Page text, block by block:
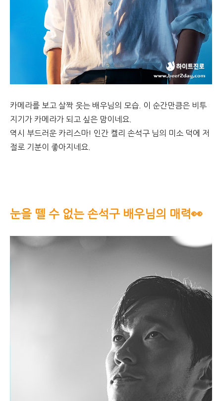
카메라를 보고 살짝 웃는 배우님의 모습. 이 순간만큼은 비투
지기가 카메라가 되고 싶은 맘이네요.
역시 부드러운 카리스마! 인간 켈리 손석구 님의 미소 덕에 저
절로 기분이 좋아지네요.
눈을 뗄 수 없는 손석구 배우님의 매력👀